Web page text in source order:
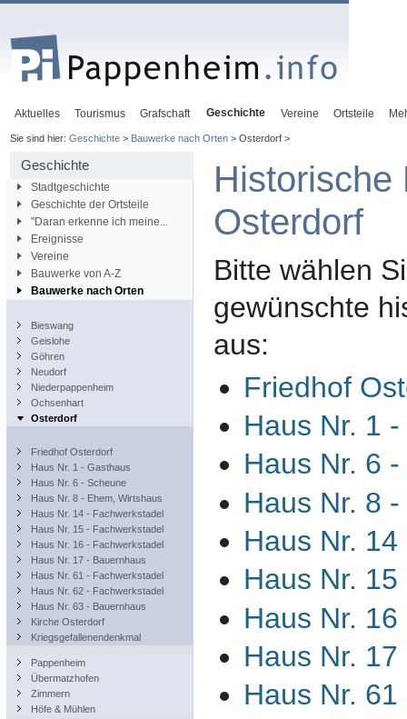
Aktuelles Tourismus Grafschaft Geschichte Vereine Ortsteile
Sie sind hier: Geschichte> Bauwerke nach Orten> Osterdorf >
Geschichte
Stadtgeschichte
Geschichte der Ortsteile
"Daran erkenne ich meine...
Ereignisse
Vereine
Bauwerke von A-Z
Bauwerke nach Orten
Bieswang
Geislohe
Göhren
Neudorf
Niederpappenheim
Ochsenhart
Osterdorf
Friedhof Osterdorf
Haus Nr. 1 - Gasthaus
Haus Nr. 6 - Scheune
Haus Nr. 8 - Ehem, Wirtshaus
Haus Nr. 14 - Fachwerkstadel
Haus Nr. 15 - Fachwerkstadel
Haus Nr. 16 - Fachwerkstadel
Haus Nr. 17 - Bauernhaus
Haus Nr. 61 - Fachwerkstadel
Haus Nr. 62 - Fachwerkstadel
Haus Nr. 63 - Bauernhaus
Kirche Osterdorf
Kriegsgefallenendenkmal
Pappenheim
Übermatzhofen
Zimmern
Höfe & Mühlen
Historische
Osterdorf
Bitte wählen
gewünschte
aus:
Friedhof
Haus Nr. 1
Haus Nr. 6
Haus Nr. 8
Haus Nr.
Haus Nr.
Haus Nr.
Haus Nr.
Haus Nr.